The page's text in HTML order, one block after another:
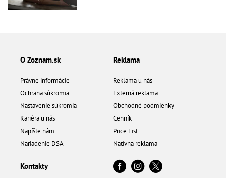
O Zoznam.sk
Právne informácie
Ochrana súkromia
Nastavenie súkromia
Kariéra u nás
Napíšte nám
Nariadenie DSA
Reklama
Reklama u nás
Externá reklama
Obchodné podmienky
Cenník
Price List
Natívna reklama
Kontakty